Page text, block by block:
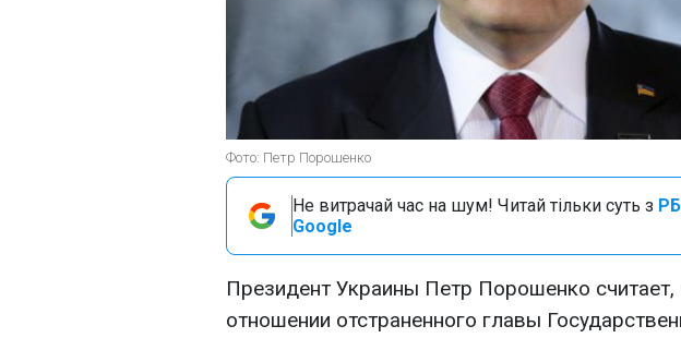
Фото: Петр Порошенко
Не витрачай час на шум! Читай тільки суть з
Google
Президент Украины Петр Порошенко считает,
отношении отстраненного главы